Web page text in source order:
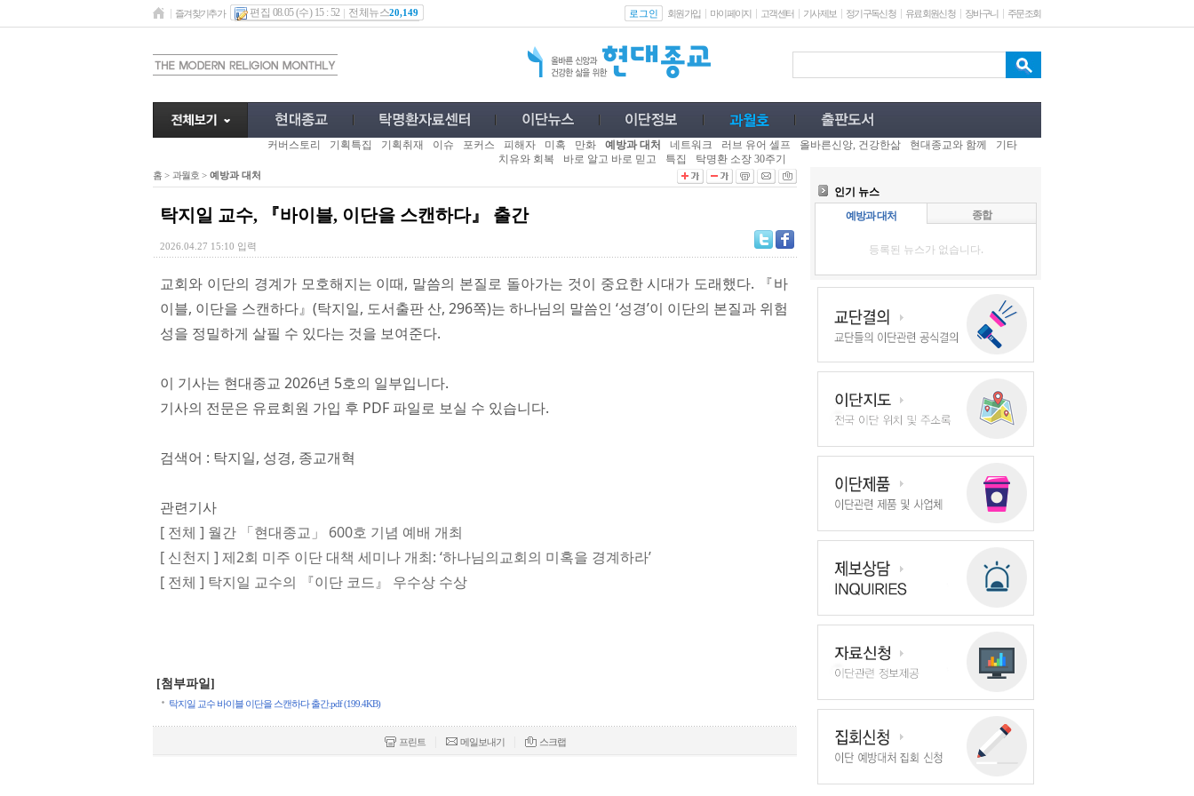
즐겨찾기추가 편집 08.05 (수) 15 : 52 전체뉴스20,149 로그인 회원가입 마이페이지 고객센터 기사제보 정기구독신청 유료회원신청 장바구니 주문조회
커버스토리 기획특집 기획취재 이슈 포커스 피해자 미혹 만화 예방과 대처 네트워크 러브 유어 셀프 올바른신앙, 건강한삶 현대종교와 함께
기타
치유와 회복
바로 알고 바로 믿고 특집 탁명환 소장 30주기
홈 > 과월호 > 예방과 대처
탁지일 교수, 『바이블, 이단을 스캔하다』 출간
2026.04.27 15:10 입력
교회와 이단의 경계가 모호해지는 이때, 말씀의 본질로 돌아가는 것이 중요한 시대가 도래했다. 『바
이블, 이단을 스캔하다』(탁지일, 도서출판 산, 296쪽)는 하나님의 말씀인 ‘성경’이 이단의 본질과 위험
성을 정밀하게 살필 수 있다는 것을 보여준다.
이 기사는 현대종교 2026년 5호의 일부입니다.
기사의 전문은 유료회원 가입 후 PDF 파일로 보실 수 있습니다.
검색어 : 탁지일, 성경, 종교개혁
관련기사
[ 전체 ] 월간 「현대종교」 600호 기념 예배 개최
[ 신천지 ] 제2회 미주 이단 대책 세미나 개최: ‘하나님의교회의 미혹을 경계하라’
[ 전체 ] 탁지일 교수의 『이단 코드』 우수상 수상
[첨부파일]
탁지일 교수 바이블 이단을 스캔하다 출간.pdf (199.4KB)
프린트 메일보내기 스크랩
인기 뉴스
예방과 대처
종합
등록된 뉴스가 없습니다.